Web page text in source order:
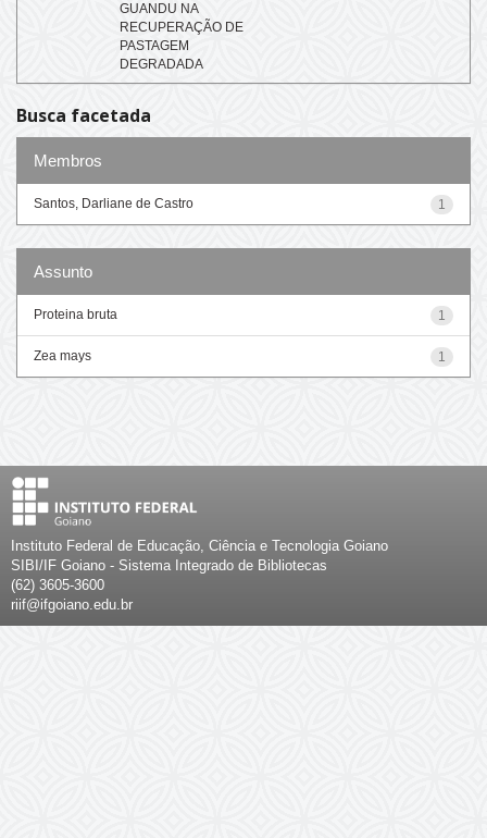
GUANDU NA
RECUPERAÇÃO DE
PASTAGEM
DEGRADADA
Busca facetada
Membros
1
Santos, Darliane de Castro
Assunto
1
Proteina bruta
1
Zea mays
Instituto Federal de Educação, Ciência e Tecnologia Goiano
SIBI/IF Goiano - Sistema Integrado de Bibliotecas
(62) 3605-3600
riif@ifgoiano.edu.br